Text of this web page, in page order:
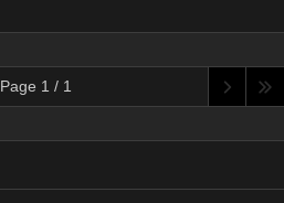
Page 1 / 1